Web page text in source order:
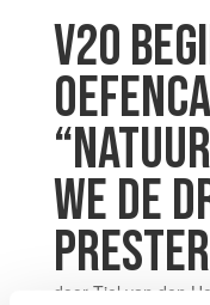
V20
WE DE
door Tiel van den